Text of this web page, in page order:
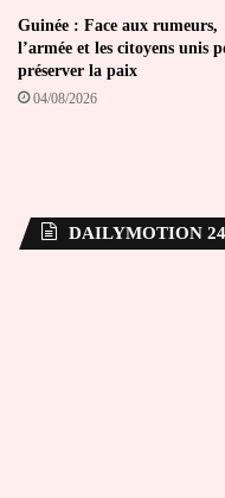
Guinée : Face aux rumeurs,
l’armée et les citoyens unis
préserver la paix
04/08/2026
DAILYMOTION